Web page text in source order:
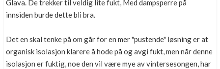
Glava. De trekker til veldig lite fukt, Med dampsperre på
innsiden burde dette bli bra.
Det en skal tenke på om går for en mer "pustende" løsning er at
organisk isolasjon klarere å hode på og avgi fukt, men når denne
isolasjon er fuktig, noe den vil være mye av vintersesongen, har